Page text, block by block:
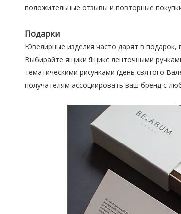
положительные отзывы и повторные
Подарки
Ювелирные изделия часто дарят в подарок,
Выбирайте ящики Ящикс ленточными
тематическими рисунками (день святого
получателям ассоциировать ваш бренд с